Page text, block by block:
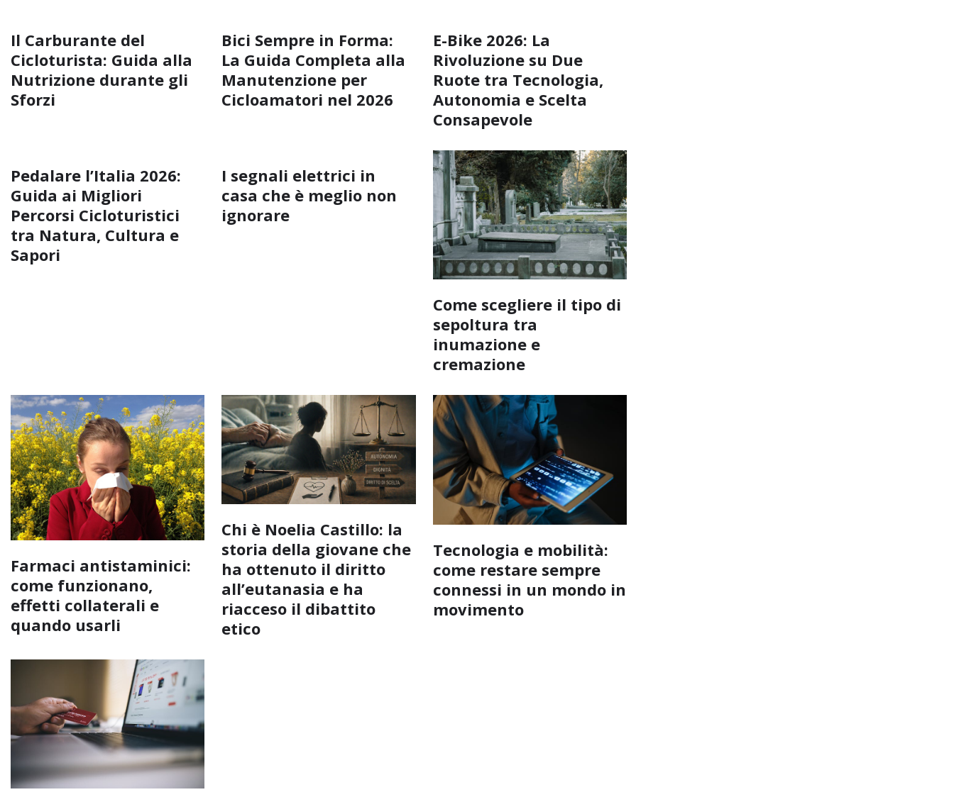
Il Carburante del
Cicloturista: Guida alla
Nutrizione durante gli
Sforzi
Bici Sempre in Forma:
La Guida Completa alla
Manutenzione per
Cicloamatori nel 2026
E-Bike 2026: La
Rivoluzione su Due
Ruote tra Tecnologia,
Autonomia e Scelta
Consapevole
Pedalare l’Italia 2026:
Guida ai Migliori
Percorsi Cicloturistici
tra Natura, Cultura e
Sapori
I segnali elettrici in
casa che è meglio non
ignorare
Come scegliere il tipo di
sepoltura tra
inumazione e
cremazione
Farmaci antistaminici:
come funzionano,
effetti collaterali e
quando usarli
Chi è Noelia Castillo: la
storia della giovane che
ha ottenuto il diritto
all’eutanasia e ha
riacceso il dibattito
etico
Tecnologia e mobilità:
come restare sempre
connessi in un mondo in
movimento